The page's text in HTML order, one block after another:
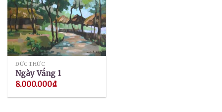
ĐỨC THỨC
Ngày Vắng 1
8.000.000₫